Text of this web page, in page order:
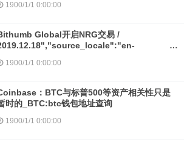
1900/1/1 0:00:00
Global开启NRG交易 /
1900/1/1 0:00:00
：BTC与标普500等资产相关性只是
时的_BTC:btc钱包地址查询
1900/1/1 0:00:00